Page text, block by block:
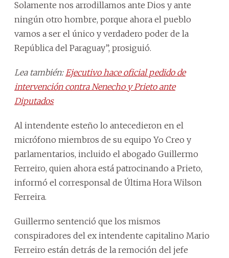
Solamente nos arrodillamos ante Dios y ante
ningún otro hombre, porque ahora el pueblo
vamos a ser el único y verdadero poder de la
República del Paraguay”, prosiguió.
Lea también: Ejecutivo hace oficial pedido de
intervención contra Nenecho y Prieto ante
Diputados
Al intendente esteño lo antecedieron en el
micrófono miembros de su equipo Yo Creo y
parlamentarios, incluido el abogado Guillermo
Ferreiro, quien ahora está patrocinando a Prieto,
informó el corresponsal de Última Hora Wilson
Ferreira.
Guillermo sentenció que los mismos
conspiradores del ex intendente capitalino Mario
Ferreiro están detrás de la remoción del jefe